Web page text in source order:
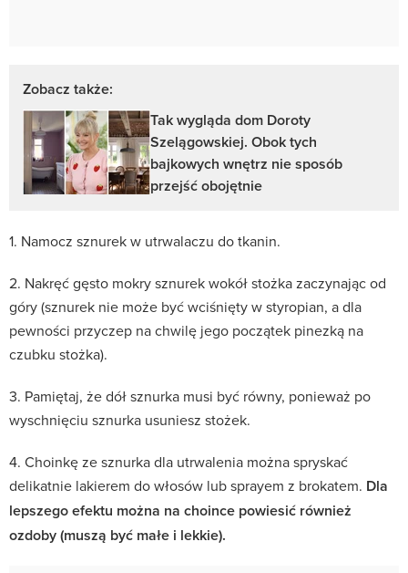
Zobacz także:
Tak wygląda dom Doroty
Szelągowskiej. Obok tych
bajkowych wnętrz nie sposób
przejść obojętnie
1. Namocz sznurek w utrwalaczu do tkanin.
2. Nakręć gęsto mokry sznurek wokół stożka zaczynając od
góry (sznurek nie może być wciśnięty w styropian, a dla
pewności przyczep na chwilę jego początek pinezką na
czubku stożka).
3. Pamiętaj, że dół sznurka musi być równy, ponieważ po
wyschnięciu sznurka usuniesz stożek.
4. Choinkę ze sznurka dla utrwalenia można spryskać
delikatnie lakierem do włosów lub sprayem z brokatem. Dla
lepszego efektu można na choince powiesić również
ozdoby (muszą być małe i lekkie).